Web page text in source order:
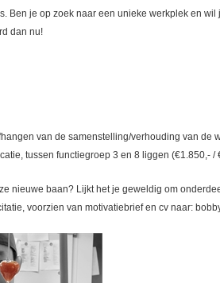
Ben je op zoek naar een unieke werkplek en
dan nu!
van de samenstelling/verhouding van de
tussen functiegroep 3 en 8 liggen (€1.850,-
nieuwe baan? Lijkt het je geweldig om
voorzien van motivatiebrief en cv naar: